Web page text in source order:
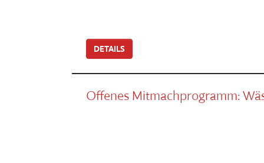
DETAILS
Offenes Mitmachprogramm: